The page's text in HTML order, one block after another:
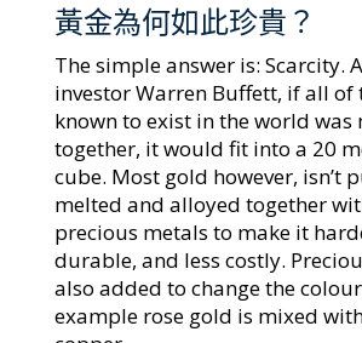
黃金為何如此珍貴？
The simple answer is: Scarcity.
investor Warren Buffett, if all of
known to exist in the world was
together, it would fit into a 20
cube. Most gold however, isn’t
melted and alloyed together
precious metals to make it
durable, and less costly.
also added to change the
example rose gold is mixed